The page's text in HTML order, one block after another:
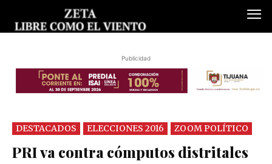
Publicidad
DESTACADOS ELECCIONES 2016 ZOOM POLÍTICO